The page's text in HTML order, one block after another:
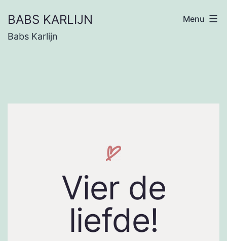
BABS KARLIJN
Babs Karlijn
Menu
Vier de
liefde!